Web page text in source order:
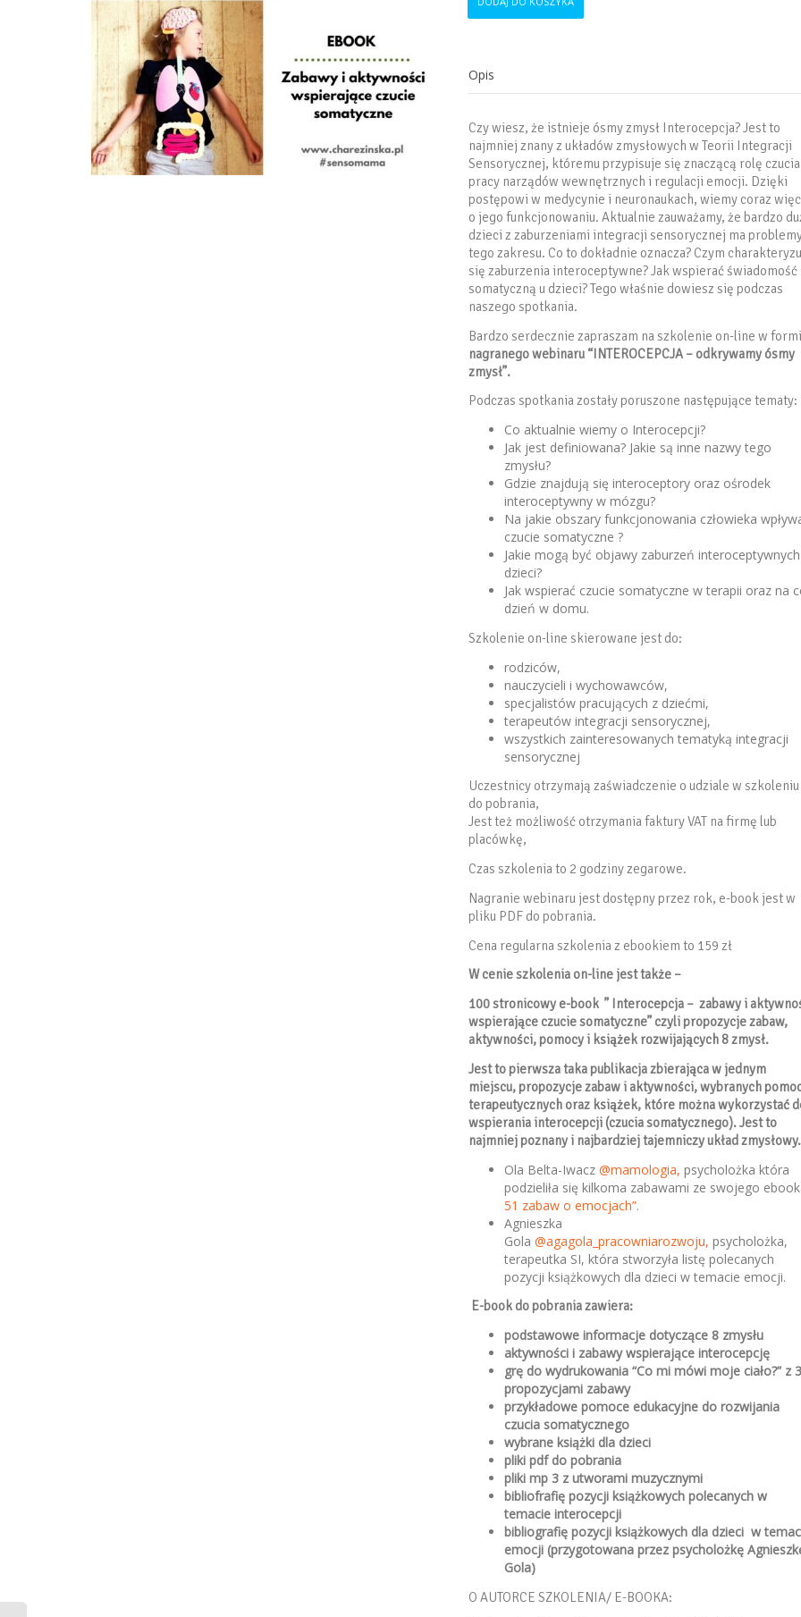
Webinar
-
odkrywamy
zmysł"+
ebook
Opis
Czy wiesz, że istnieje ósmy zmysł Interocepcja? Jest to
najmniej znany z układów zmysłowych w Teorii Integracji
Sensorycznej, któremu przypisuje się znaczącą rolę czucia
pracy narządów wewnętrznych i regulacji emocji. Dzięki
postępowi w medycynie i neuronaukach, wiemy coraz
o jego funkcjonowaniu. Aktualnie zauważamy, że bardzo
dzieci z zaburzeniami integracji sensorycznej ma
tego zakresu. Co to dokładnie oznacza? Czym
się zaburzenia interoceptywne? Jak wspierać świadomość
somatyczną u dzieci? Tego właśnie dowiesz się podczas
naszego spotkania.
Bardzo serdecznie zapraszam na szkolenie on-line w
nagranego webinaru “INTEROCEPCJA – odkrywamy ósmy
zmysł”.
Podczas spotkania zostały poruszone następujące tematy:
Co aktualnie wiemy o Interocepcji?
Jak jest definiowana? Jakie są inne nazwy tego
zmysłu?
Gdzie znajdują się interoceptory oraz ośrodek
interoceptywny w mózgu?
Na jakie obszary funkcjonowania człowieka
czucie somatyczne ?
Jakie mogą być objawy zaburzeń
dzieci?
Jak wspierać czucie somatyczne w terapii oraz na
dzień w domu.
Szkolenie on-line skierowane jest do:
rodziców,
nauczycieli i wychowawców,
specjalistów pracujących z dziećmi,
terapeutów integracji sensorycznej,
wszystkich zainteresowanych tematyką integracji
sensorycznej
Uczestnicy otrzymają zaświadczenie o udziale w szkoleniu
do pobrania,
Jest też możliwość otrzymania faktury VAT na firmę lub
placówkę,
Czas szkolenia to 2 godziny zegarowe.
Nagranie webinaru jest dostępny przez rok, e-book jest w
pliku PDF do pobrania.
Cena regularna szkolenia z ebookiem to 159 zł
W cenie szkolenia on-line jest także –
100 stronicowy e-book ” Interocepcja – zabawy i
wspierające czucie somatyczne” czyli propozycje zabaw,
aktywności, pomocy i książek rozwijających 8 zmysł.
Jest to pierwsza taka publikacja zbierająca w jednym
miejscu, propozycje zabaw i aktywności, wybranych
terapeutycznych oraz książek, które można wykorzystać
wspierania interocepcji (czucia somatycznego). Jest to
najmniej poznany i najbardziej tajemniczy układ zmysłowy.
Ola Belta-Iwacz @mamologia, psycholożka która
podzieliła się kilkoma zabawami ze swojego
51 zabaw o emocjach”.
Agnieszka
Gola @agagola_pracowniarozwoju, psycholożka,
terapeutka SI, która stworzyła listę polecanych
pozycji książkowych dla dzieci w temacie emocji.
E-book do pobrania zawiera:
podstawowe informacje dotyczące 8 zmysłu
aktywności i zabawy wspierające interocepcję
grę do wydrukowania “Co mi mówi moje ciało?” z 3
propozycjami zabawy
przykładowe pomoce edukacyjne do rozwijania
czucia somatycznego
wybrane książki dla dzieci
pliki pdf do pobrania
pliki mp 3 z utworami muzycznymi
bibliofrafię pozycji książkowych polecanych w
temacie interocepcji
bibliografię pozycji książkowych dla dzieci w
emocji (przygotowana przez psycholożkę
Gola)
O AUTORCE SZKOLENIA/ E-BOOKA: